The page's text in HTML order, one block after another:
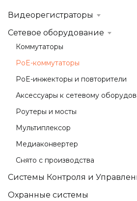
Видеорегистраторы
Сетевое оборудование
Коммутаторы
PoE-коммутаторы
PoE-инжекторы и повторители
Аксессуары к сетевому
Роутеры и мосты
Мультиплексор
Медиаконвертер
Снято с производства
Системы Контроля и
Охранные системы